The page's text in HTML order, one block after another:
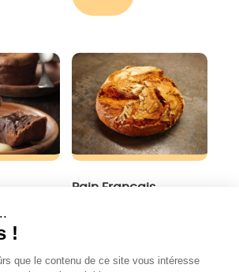
Pain Français
Add to cart